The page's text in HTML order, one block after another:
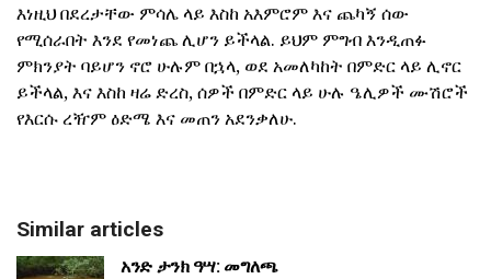
እነዚህ በደረታቸው ምሳሌ ላይ እስከ አእምሮም እና ጨካኝ ሰው
የሚሰራበት እንደ የመነጨ ሊሆን ይችላል. ይህም ምግብ እንዲጠፉ
ምክንያት ባይሆን ኖሮ ሁሉም በኋላ, ወደ አመለካከት በምድር ላይ ሊኖር
ይችላል, እና እስከ ዛሬ ድረስ, ሰዎች በምድር ላይ ሁሉ ዔሊዎች ሙሽሮች
የእርሱ ረዥም ዕድሜ እና መጠን አደንቃለሁ.
Similar articles
አንድ ታንክ ዓሣ: መግለጫ